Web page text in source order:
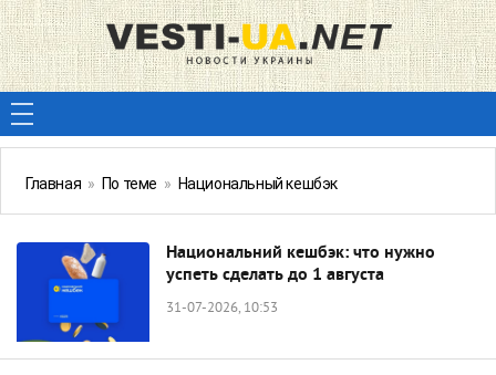
Главная » По теме » Национальный кешбэк
Национальний кешбэк: что нужно
успеть сделать до 1 августа
31-07-2026, 10:53